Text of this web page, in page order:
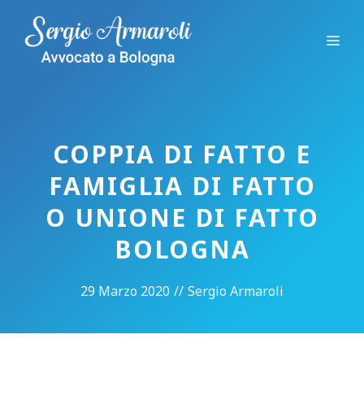
contenuto
COPPIA DI FATTO E
FAMIGLIA DI FATTO
O UNIONE DI FATTO
BOLOGNA
29 Marzo 2020 // Sergio Armaroli